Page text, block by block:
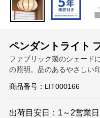
の
ゲ
カ
グ
ペンダントライト
ファブリック製のシェード
の照明。品のあるやさしい
商品番号： LIT000166
出荷目安日：1～2営業